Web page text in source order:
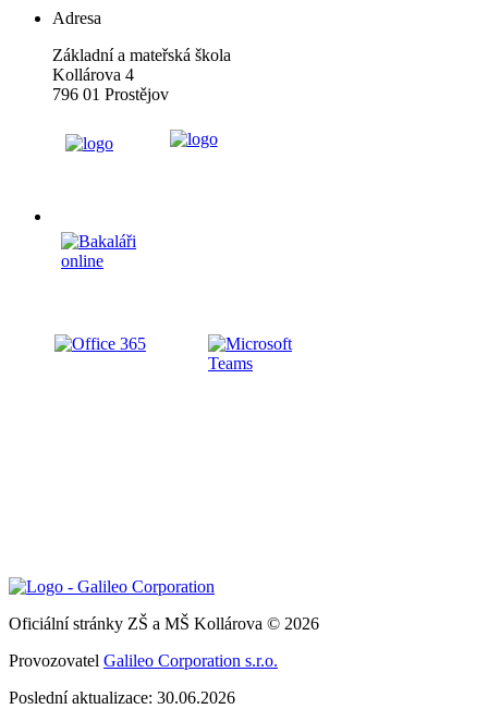
Adresa
Základní a mateřská škola
Kollárova 4
796 01 Prostějov
Oficiální stránky ZŠ a MŠ Kollárova © 2026
Provozovatel Galileo Corporation s.r.o.
Poslední aktualizace: 30.06.2026